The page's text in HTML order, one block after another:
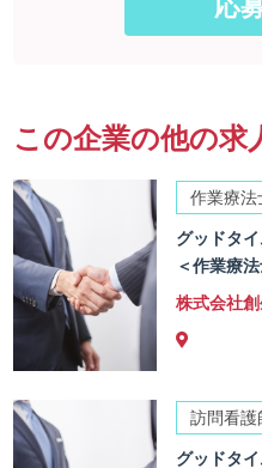
この企業の他の求
作業療法
グッドタ
＜作業療
株式会社
訪問看護
グッドタ